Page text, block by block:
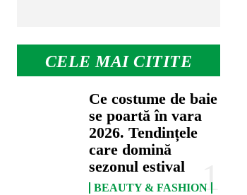
CELE MAI CITITE
Ce costume de baie
se poartă în vara
2026. Tendințele
care domină
sezonul estival
BEAUTY & FASHION